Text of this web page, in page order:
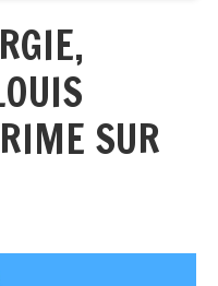
SUR